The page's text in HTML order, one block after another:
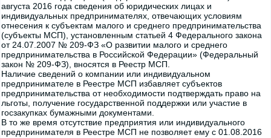
августа 2016 года сведения об юридических лицах и
индивидуальных предпринимателях, отвечающих условиям
отнесения к субъектам малого и среднего предпринимательства
(субъекты МСП), установленным статьей 4 Федерального закона
от 24.07.2007 № 209-ФЗ «О развитии малого и среднего
предпринимательства в Российской Федерации» (Федеральный
закон № 209-ФЗ), вносятся в Реестр МСП.
Наличие сведений о компании или индивидуальном
предпринимателе в Реестре МСП избавляет субъектов
предпринимательства от необходимости подтверждать право на
льготы, получение государственной поддержки или участие в
госзакупках бумажными документами.
В то же время отсутствие предприятия или индивидуального
предпринимателя в Реестре МСП не позволяет ему с 01.08.2016